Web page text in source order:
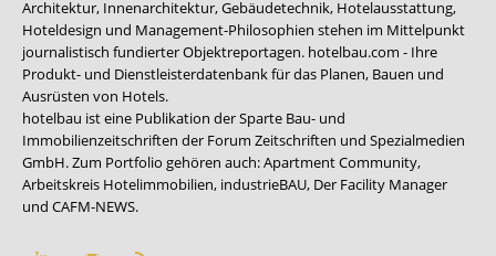
Architektur, Innenarchitektur, Gebäudetechnik, Hotelausstattung,
Hoteldesign und Management-Philosophien stehen im Mittelpunkt
journalistisch fundierter Objektreportagen. hotelbau.com - Ihre
Produkt- und Dienstleisterdatenbank für das Planen, Bauen und
Ausrüsten von Hotels.
hotelbau ist eine Publikation der Sparte Bau- und
Immobilienzeitschriften der Forum Zeitschriften und Spezialmedien
GmbH. Zum Portfolio gehören auch:Apartment Community,
Arbeitskreis Hotelimmobilien, industrieBAU, Der Facility Manager
und CAFM-NEWS.